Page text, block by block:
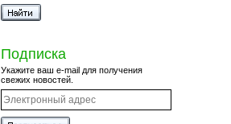
Подписка
Укажите ваш e-mail для получения
свежих новостей.